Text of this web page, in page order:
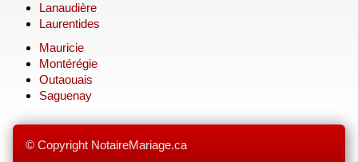
Lanaudière
Laurentides
Mauricie
Montérégie
Outaouais
Saguenay
© Copyright NotaireMariage.ca